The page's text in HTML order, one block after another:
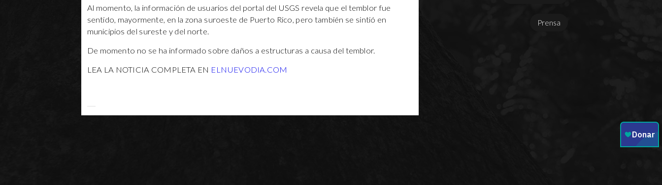
Al momento, la información de usuarios del portal del USGS revela que el temblor fue
sentido, mayormente, en la zona suroeste de Puerto Rico, pero también se sintió en
municipios del sureste y del norte.
De momento no se ha informado sobre daños a estructuras a causa del temblor.
LEA LA NOTICIA COMPLETA EN ELNUEVODIA.COM
Prensa